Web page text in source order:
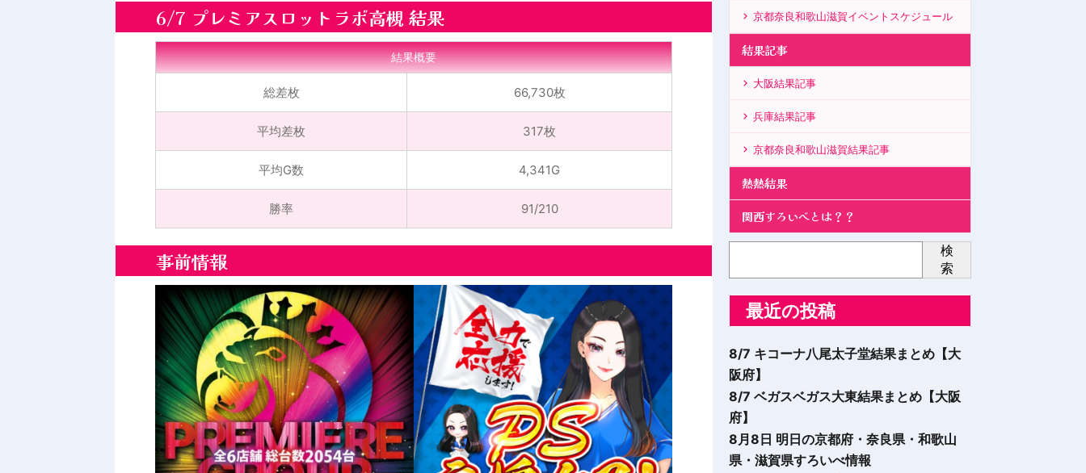
6/7 プレミアスロットラボ高槻 結果
結果概要
総差枚 66,730枚
平均差枚 317枚
平均G数 4,341G
勝率 91/210
事前情報
京都奈良和歌山滋賀イベントスケジュール
結果記事
大阪結果記事
兵庫結果記事
京都奈良和歌山滋賀結果記事
熱熱結果
関西すろいべとは？？
検
索
最近の投稿
8/7 キコーナ八尾太子堂結果まとめ【大
阪府】
8/7 ベガスベガス大東結果まとめ【大阪
府】
8月8日 明日の京都府・奈良県・和歌山
県・滋賀県すろいべ情報